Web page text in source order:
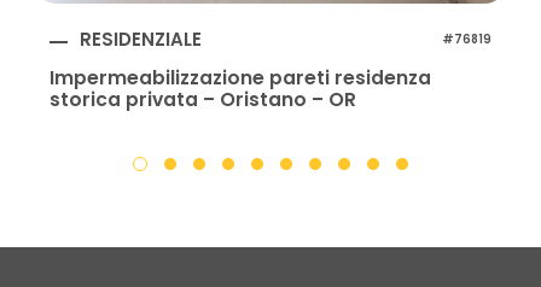
RESIDENZIALE #76819
Impermeabilizzazione pareti residenza
storica privata – Oristano – OR